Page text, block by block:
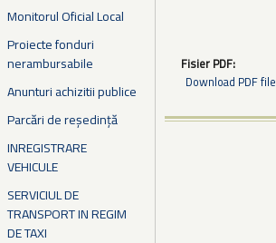
Monitorul Oficial Local
Proiecte fonduri
nerambursabile
Anunturi achizitii publice
Parcări de reședință
INREGISTRARE
VEHICULE
SERVICIUL DE
TRANSPORT IN REGIM
DE TAXI
Fisier PDF:
Download PDF file